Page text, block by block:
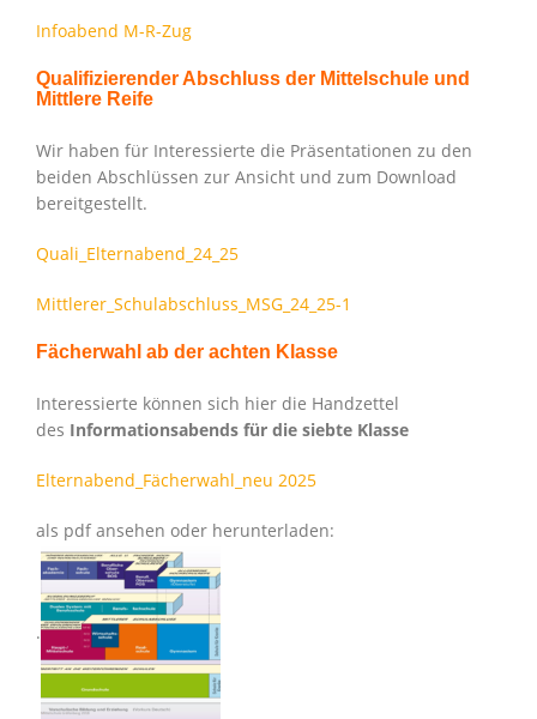
Infoabend M-R-Zug
Qualifizierender Abschluss der Mittelschule und
Mittlere Reife
Wir haben für Interessierte die Präsentationen zu den
beiden Abschlüssen zur Ansicht und zum Download
bereitgestellt.
Quali_Elternabend_24_25
Mittlerer_Schulabschluss_MSG_24_25-1
Fächerwahl ab der achten Klasse
Interessierte können sich hier die Handzettel
des Informationsabends für die siebte Klasse
Elternabend_Fächerwahl_neu 2025
als pdf ansehen oder herunterladen:
.